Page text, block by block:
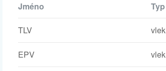
Jméno Typ
TLV vlek
EPV vlek